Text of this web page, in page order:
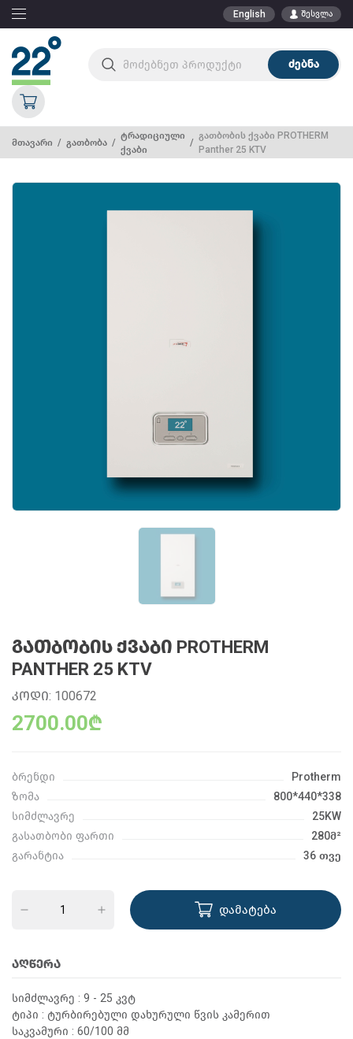
English შესვლა
ძებნა
მთავარი გათბობა
ტრადიციული
ქვაბი
გათბობის ქვაბი PROTHERM
Panther 25 KTV
ᲒᲐᲗᲑᲝᲑᲘᲡ ᲥᲕᲐᲑᲘ PROTHERM
PANTHER 25 KTV
ᲙᲝᲓᲘ: 100672
2700.00₾
ბრენდი
Protherm
ზომა
800*440*338
სიმძლავრე
25KW
გასათბობი ფართი
280მ²
გარანტია
36 თვე
დამატება
ᲐᲦᲬᲔᲠᲐ
სიმძლავრე : 9 - 25 კვტ
ტიპი : ტურბირებული დახურული წვის კამერით
საკვამური : 60/100 მმ